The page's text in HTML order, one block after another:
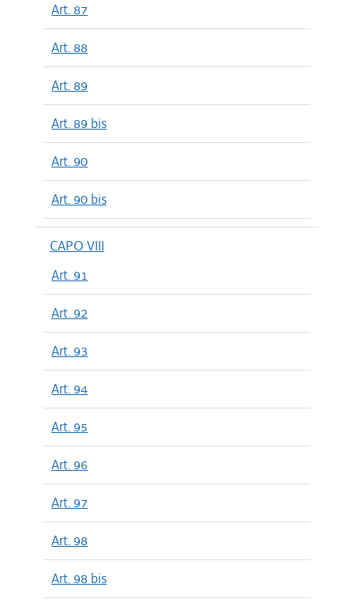
Art. 87
Art. 88
Art. 89
Art. 89 bis
Art. 90
Art. 90 bis
CAPO VIII
Art. 91
Art. 92
Art. 93
Art. 94
Art. 95
Art. 96
Art. 97
Art. 98
Art. 98 bis